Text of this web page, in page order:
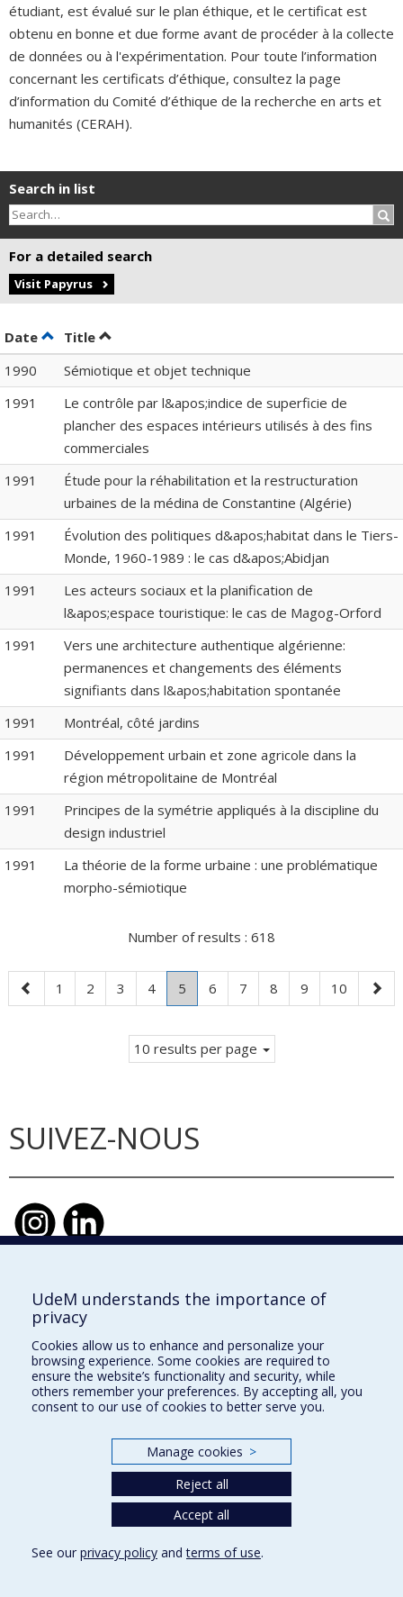
étudiant, est évalué sur le plan éthique, et le certificat est
obtenu en bonne et due forme avant de procéder à la collecte
de données ou à l'expérimentation. Pour toute l’information
concernant les certificats d’éthique, consultez la page
d’information du Comité d’éthique de la recherche en arts et
humanités (CERAH).
Search in list
For a detailed search
Visit Papyrus
Date Sort by date in descending order
Title Sort by title in descending order
1990
Sémiotique et objet technique
1991
Le contrôle par l&apos;indice de superficie de
plancher des espaces intérieurs utilisés à des fins
commerciales
1991
Étude pour la réhabilitation et la restructuration
urbaines de la médina de Constantine (Algérie)
1991
Évolution des politiques d&apos;habitat dans le Tiers-
Monde, 1960-1989 : le cas d&apos;Abidjan
1991
Les acteurs sociaux et la planification de
l&apos;espace touristique: le cas de Magog-Orford
1991
Vers une architecture authentique algérienne:
permanences et changements des éléments
signifiants dans l&apos;habitation spontanée
1991
Montréal, côté jardins
1991
Développement urbain et zone agricole dans la
région métropolitaine de Montréal
1991
Principes de la symétrie appliqués à la discipline du
design industriel
1991
La théorie de la forme urbaine : une problématique
morpho-sémiotique
Number of results : 618
Previous
page
Page
1 Page
2 Page
3 Page
4 Page
5
Current
page.
Page
6 Page
7 Page
8 Page
9 Page
10
Next
page
10 results per page
SUIVEZ-NOUS
École d'urbanisme et d'architecture de
paysage
École d'architecture
École de design
UdeM understands the importance of
privacy
Cookies allow us to enhance and personalize your
browsing experience. Some cookies are required to
ensure the website’s functionality and security, while
others remember your preferences. By accepting all, you
consent to our use of cookies to better serve you.
Manage cookies >
Reject all
Accept all
See our privacy policy andterms of use.